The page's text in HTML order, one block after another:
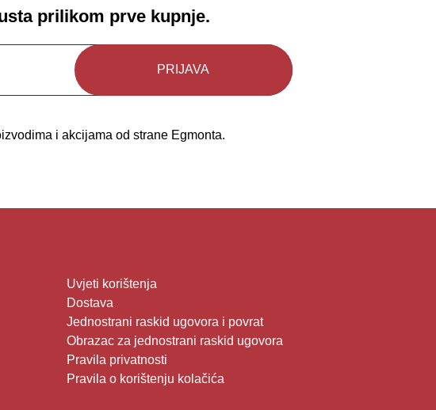
prilikom prve kupnje.
i akcijama od strane Egmonta.
Uvjeti korištenja
Dostava
Jednostrani raskid ugovora i povrat
Obrazac za jednostrani raskid ugovora
Pravila privatnosti
Pravila o korištenju kolačića